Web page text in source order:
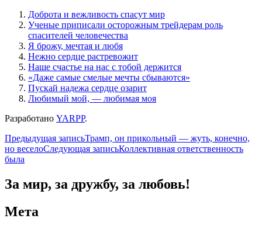
Доброта и вежливость спасут мир
Ученые приписали осторожным трейдерам роль
спасителей человечества
Я брожу, мечтая и любя
Нежно сердце растревожит
Наше счастье на нас с тобой держится
«Даже самые смелые мечты сбываются»
Пускай надежа сердце озарит
Любимый мой, — любимая моя
Разработано YARPP.
Навигация
по
Предыдущая записьТрамп, он прикольный — жуть, конечно,
но веселоСледующая записьКоллективная ответственность
была
За мир, за дружбу, за любовь!
Мета